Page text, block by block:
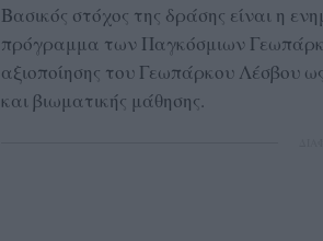
Βασικός στόχος της δράσης είναι η
πρόγραμμα των Παγκόσμιων
αξιοποίησης του Γεωπάρκου Λέσβου
και βιωματικής μάθησης.